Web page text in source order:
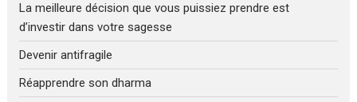
La meilleure décision que vous puissiez prendre est
d’investir dans votre sagesse
Devenir antifragile
Réapprendre son dharma